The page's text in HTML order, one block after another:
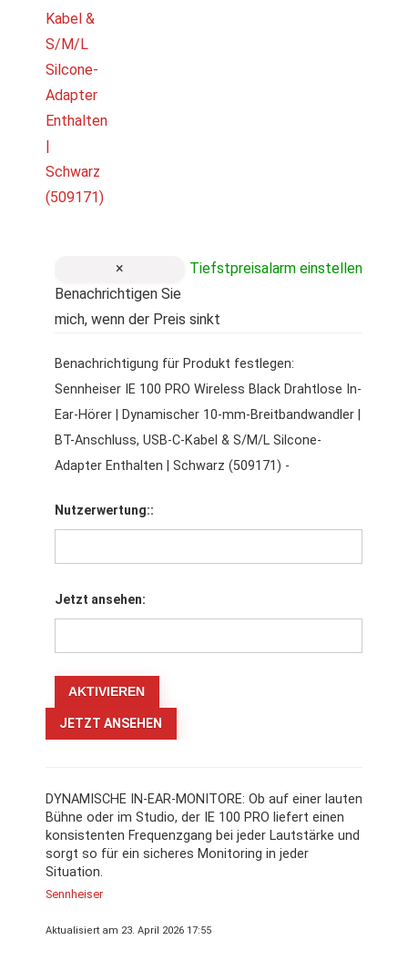
Tiefstpreisalarm einstellen
×
Benachrichtigen Sie
mich, wenn der Preis sinkt
Benachrichtigung für Produkt festlegen:
Sennheiser IE 100 PRO Wireless Black Drahtlose In-
Ear-Hörer | Dynamischer 10-mm-Breitbandwandler |
BT-Anschluss, USB-C-Kabel & S/M/L Silcone-
Adapter Enthalten | Schwarz (509171) -
Nutzerwertung::
Jetzt ansehen:
JETZT ANSEHEN
DYNAMISCHE IN-EAR-MONITORE: Ob auf einer lauten
Bühne oder im Studio, der IE 100 PRO liefert einen
konsistenten Frequenzgang bei jeder Lautstärke und
sorgt so für ein sicheres Monitoring in jeder
Situation.
Sennheiser
Aktualisiert am 23. April 2026 17:55